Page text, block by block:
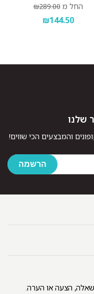
החל מ ₪289.00
₪144.50
הצעה או הערה.
שלנו
והמבצעים הכי שווים!